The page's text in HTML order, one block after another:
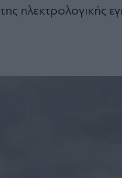
της ηλεκτρολογικής